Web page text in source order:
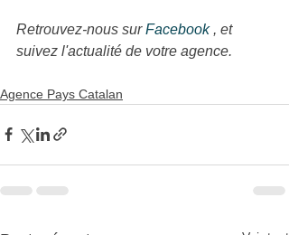
Retrouvez-nous sur Facebook , et
suivez l'actualité de votre agence.
Agence Pays Catalan